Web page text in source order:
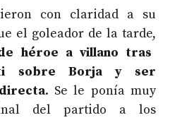
con claridad a su
el goleador de la tarde,
héroe a villano tras
sobre Borja y ser
. Se le ponía muy
del partido a los